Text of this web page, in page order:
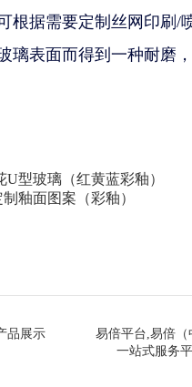
据需要定制丝网印刷/
表面而得到一种耐磨
U型玻璃（红黄蓝彩釉）
釉面图案（彩釉）
品展示
易倍平台,易倍（
一站式服务